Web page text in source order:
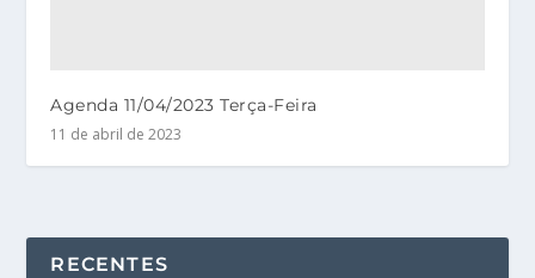
Agenda 11/04/2023 Terça-Feira
11 de abril de 2023
RECENTES